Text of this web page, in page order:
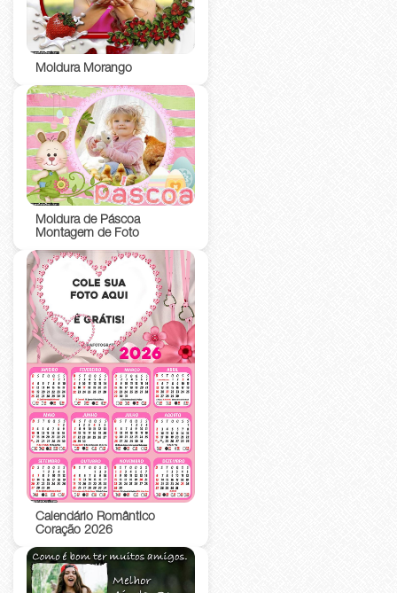
Moldura Morango
Moldura de Páscoa
Montagem de Foto
Calendário Romântico
Coração 2026